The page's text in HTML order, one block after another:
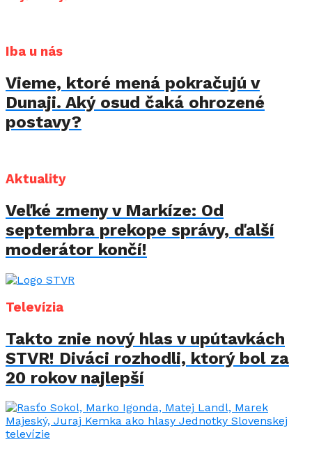
Iba u nás
Vieme, ktoré mená pokračujú v
Dunaji. Aký osud čaká ohrozené
postavy?
Aktuality
Veľké zmeny v Markíze: Od
septembra prekope správy, ďalší
moderátor končí!
Televízia
Takto znie nový hlas v upútavkách
STVR! Diváci rozhodli, ktorý bol za
20 rokov najlepší